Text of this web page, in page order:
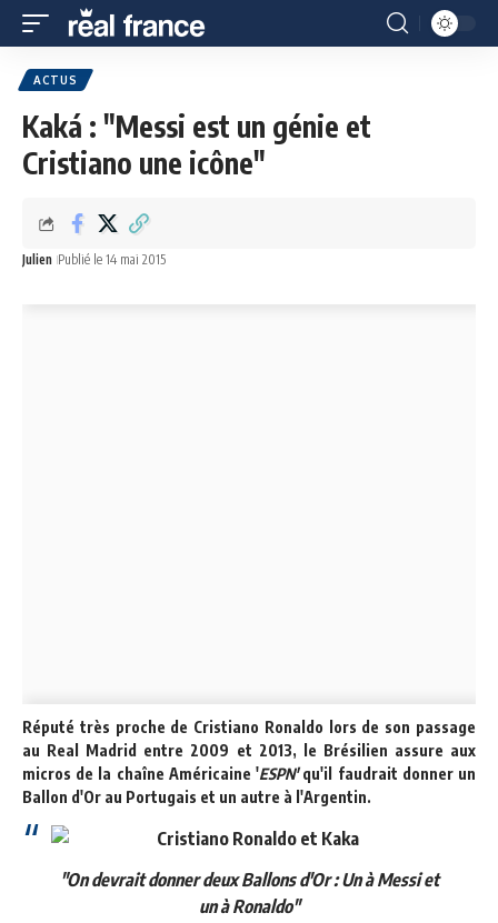
ACTUS
Kaká : "Messi est un génie et
Cristiano une icône"
Julien Publié le 14 mai 2015
Réputé très proche de Cristiano Ronaldo lors de son passage
au Real Madrid entre 2009 et 2013, le Brésilien assure aux
micros de la chaîne Américaine 'ESPN'qu'il faudrait donner un
Ballon d'Or au Portugais et un autre à l'Argentin.
"On devrait donner deux Ballons d'Or : Un à Messi et
un à Ronaldo"